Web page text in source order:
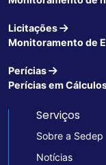
Licitações
Monitoramento de
Perícias
Perícias em
Serviços
Sobre a Sedep
Notícias